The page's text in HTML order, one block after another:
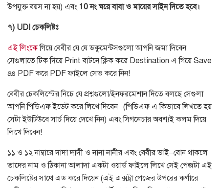
উপযুক্ত বয়স না হয়) এবং 10নং ঘরে বাবা ও মায়ের সাইন দিতে হবে।
৭) UDI চেকলিষ্টঃ
এই লিংকে গিয়ে বেবীর যে যে ডকুমেন্টসগুলো আপনি জমা দিবেন
সেগুলাতে টিক দিয়েPrintবাটনে ক্লিক করে Destination এ গিয়েSave
as PDFকরে PDFফাইলে সেভ করে নিন!
বেবীর চেকলিস্টের নিচে যে প্রশ্নগুলো/ইনফরমেশান দিতে বলছে সেগুলা
আপনি পিডিএফ ইডেট করে লিখে দিবেন। (পিডিএফ এ কিভাবে লিখতে হয়
সেটা ইউটিউবে সার্চ দিয়ে দেখে নিন) এবং সিগনেচার অবশ্যই কলম দিয়ে
লিখে দিবেন!
১১ ও ১২ নাম্বারে দাদা দাদী ও নানা নানীর এবং বেবীর ভাই–বোন থাকলে
তাদের নাম ও ঠিকানা আলাদা একটা ওয়ার্ড ফাইলে লিখে সেই পেজটা এই
চেকলিষ্টের সাথে এড করে দিয়েন(এই এক্সট্রা পেজের উপরের কর্ণারে